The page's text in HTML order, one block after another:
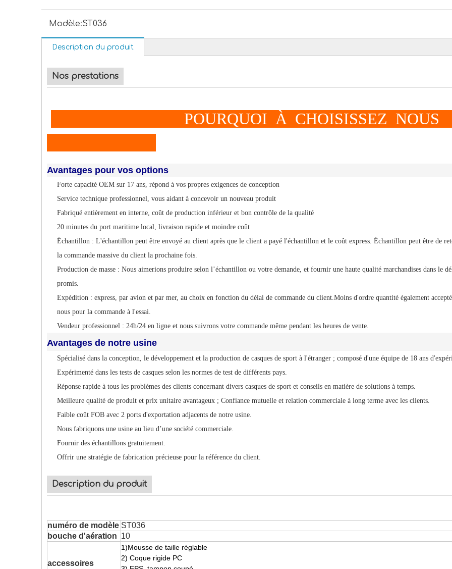
Modèle:ST036
Description du produit
Nos prestations
POURQUOI À CHOISISSEZ NOUS
Avantages pour vos options
Forte capacité OEM sur 17 ans, répond à vos propres exigences de conception
Service technique professionnel, vous aidant à concevoir un nouveau produit
Fabriqué entièrement en interne, coût de production inférieur et bon contrôle de la qualité
20 minutes du port maritime local, livraison rapide et moindre coût
Échantillon : L'échantillon peut être envoyé au client après que le client a payé l'échantillon et le coût express. Échantillon peut être de
la commande massive du client la prochaine fois.
Production de masse : Nous aimerions produire selon l’échantillon ou votre demande, et fournir une haute qualité marchandises dans le
promis.
Expédition : express, par avion et par mer, au choix en fonction du délai de commande du client.Moins d'ordre quantité également
nous pour la commande à l'essai.
Vendeur professionnel : 24h/24 en ligne et nous suivrons votre commande même pendant les heures de vente.
Avantages de notre usine
Spécialisé dans la conception, le développement et la production de casques de sport à l'étranger ; composé d'une équipe de 18 ans
Expérimenté dans les tests de casques selon les normes de test de différents pays.
Réponse rapide à tous les problèmes des clients concernant divers casques de sport et conseils en matière de solutions à temps.
Meilleure qualité de produit et prix unitaire avantageux ; Confiance mutuelle et relation commerciale à long terme avec les clients.
Faible coût FOB avec 2 ports d'exportation adjacents de notre usine.
Nous fabriquons une usine au lieu d’une société commerciale.
Fournir des échantillons gratuitement.
Offrir une stratégie de fabrication précieuse pour la référence du client.
Description du produit
numéro de modèle ST036
bouche d'aération 10
accessoires
1)Mousse de taille réglable
2) Coque rigide PC